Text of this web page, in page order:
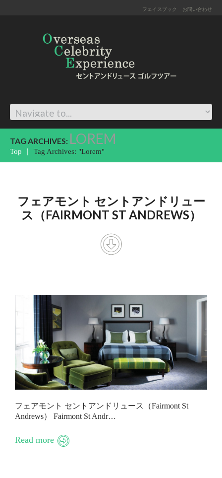
フェイスブック お問い合わせ
TAG ARCHIVES: LOREM
Top Tag Archives: "Lorem"
フェアモント セントアンドリュー
ス（FAIRMONT ST ANDREWS）
フェアモント セントアンドリュース（Fairmont St
Andrews） Fairmont St Andr…
Read more